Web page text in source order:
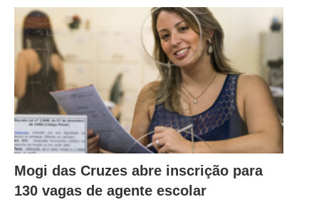
Mogi das Cruzes abre inscrição para
130 vagas de agente escolar